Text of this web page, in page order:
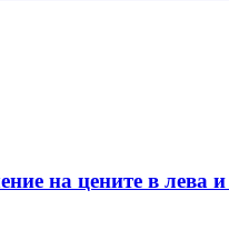
на цените в лева и